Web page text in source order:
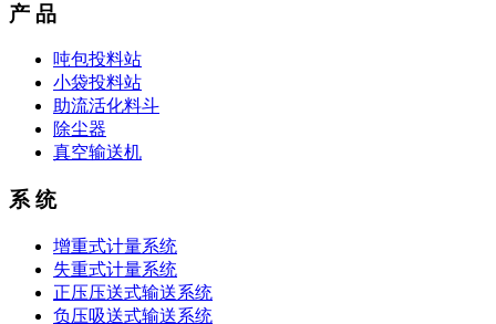
产 品
吨包投料站
小袋投料站
助流活化料斗
除尘器
真空输送机
系 统
增重式计量系统
失重式计量系统
正压压送式输送系统
负压吸送式输送系统